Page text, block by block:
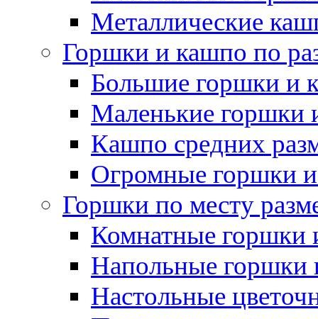
Металлические
Горшки и кашпо по
Большие горшки и
Маленькие горшки
Кашпо средних
Огромные горшки
Горшки по месту
Комнатные горшки
Напольные горшки
Настольные